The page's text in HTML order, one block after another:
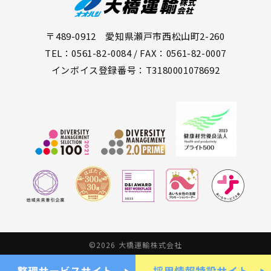
〒489-0912 愛知県瀬戸市西松山町2-260
TEL：0561-82-0084 / FAX：0561-82-0007
インボイス登録番号：T3180001078692
©2026 大橋運輸株式会社